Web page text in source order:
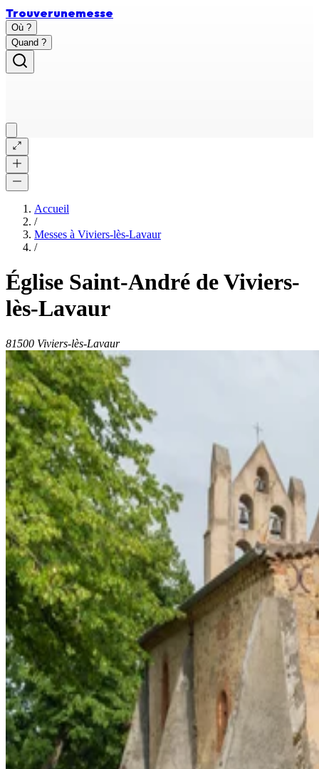
Trouverunemesse
Où ?
Quand ?
Accueil
/
Messes à Viviers-lès-Lavaur
/
Église Saint-André de Viviers-
lès-Lavaur
81500 Viviers-lès-Lavaur